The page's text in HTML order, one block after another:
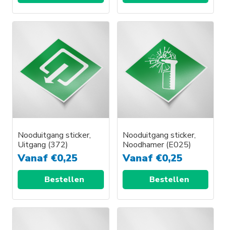
Dit
heeft
meerdere
variaties.
Deze
optie
kan
gekozen
worden
op
de
productpagina
Dit
heeft
meerdere
variaties.
Deze
optie
kan
gekozen
worden
op
de
productpagina
Nooduitgang sticker,
Uitgang (372)
Vanaf €0,25
Bestellen
Nooduitgang sticker,
Noodhamer (E025)
Vanaf €0,25
Bestellen